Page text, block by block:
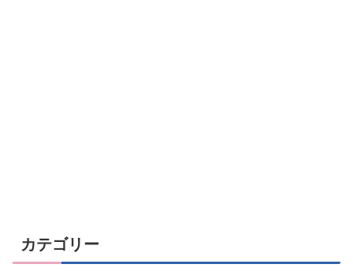
カテゴリー